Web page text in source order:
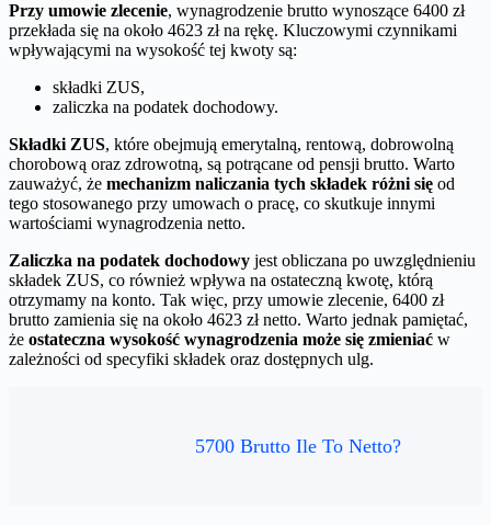
Przy umowie zlecenie, wynagrodzenie brutto wynoszące 6400 zł
przekłada się na około 4623 zł na rękę. Kluczowymi czynnikami
wpływającymi na wysokość tej kwoty są:
składki ZUS,
zaliczka na podatek dochodowy.
Składki ZUS, które obejmują emerytalną, rentową, dobrowolną
chorobową oraz zdrowotną, są potrącane od pensji brutto. Warto
zauważyć, że mechanizm naliczania tych składek różni się od
tego stosowanego przy umowach o pracę, co skutkuje innymi
wartościami wynagrodzenia netto.
Zaliczka na podatek dochodowy jest obliczana po uwzględnieniu
składek ZUS, co również wpływa na ostateczną kwotę, którą
otrzymamy na konto. Tak więc, przy umowie zlecenie, 6400 zł
brutto zamienia się na około 4623 zł netto. Warto jednak pamiętać,
że ostateczna wysokość wynagrodzenia może się zmieniać w
zależności od specyfiki składek oraz dostępnych ulg.
5700 Brutto Ile To Netto?